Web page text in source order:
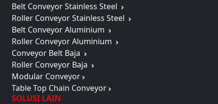
Belt Conveyor Stainless Steel
Roller Conveyor Stainless Steel
Belt Conveyor Aluminium
Roller Conveyor Aluminium
Conveyor Belt Baja
Roller Conveyor Baja
Modular Conveyor
Table Top Chain Conveyor
SOLUSI LAIN